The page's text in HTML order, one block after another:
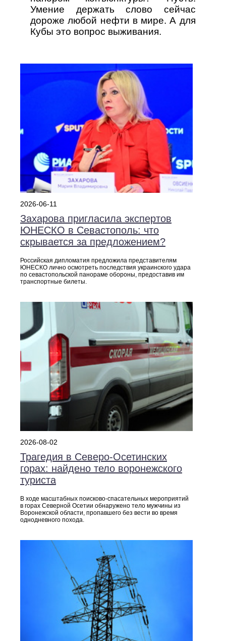
Умение держать слово сейчас
дороже любой нефти в мире. А для
Кубы это вопрос выживания.
2026-06-11
Захарова пригласила экспертов
ЮНЕСКО в Севастополь: что
скрывается за предложением?
Российская дипломатия предложила представителям
ЮНЕСКО лично осмотреть последствия украинского удара
по севастопольской панораме обороны, предоставив им
транспортные билеты.
2026-08-02
Трагедия в Северо‑Осетинских
горах: найдено тело воронежского
туриста
В ходе масштабных поисково‑спасательных мероприятий
в горах Северной Осетии обнаружено тело мужчины из
Воронежской области, пропавшего без вести во время
однодневного похода.